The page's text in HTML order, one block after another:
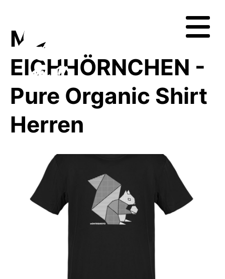
MQ
EICHHÖRNCHEN -
Pure Organic Shirt
Herren